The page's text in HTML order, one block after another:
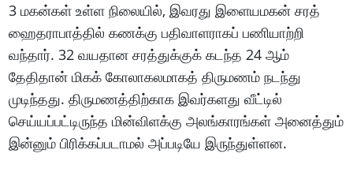
3 மகன்கள் உள்ள நிலையில், இவரது இளையமகன் சரத்
ஹைதராபாத்தில் கணக்கு பதிவாளராகப் பணியாற்றி
வந்தார். 32 வயதான சரத்துக்குக் கடந்த 24 ஆம்
தேதிதான் மிகக் கோலாகலமாகத் திருமணம் நடந்து
முடிந்தது. திருமணத்திற்காக இவர்களது வீட்டில்
செய்யப்பட்டிருந்த மின்விளக்கு அலங்காரங்கள் அனைத்தும்
இன்னும் பிரிக்கப்படாமல் அப்படியே இருந்துள்ளன.